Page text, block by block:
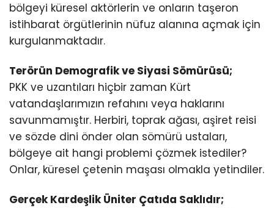
bölgeyi küresel aktörlerin ve onların taşeron
istihbarat örgütlerinin nüfuz alanına açmak için
kurgulanmaktadır.
Terörün Demografik ve Siyasi Sömürüsü;
PKK ve uzantıları hiçbir zaman Kürt
vatandaşlarımızın refahını veya haklarını
savunmamıştır. Herbiri, toprak ağası, aşiret reisi
ve sözde dini önder olan sömürü ustaları,
bölgeye ait hangi problemi çözmek istediler?
Onlar, küresel çetenin maşası olmakla yetindiler.
Gerçek Kardeşlik Üniter Çatıda Saklıdır;